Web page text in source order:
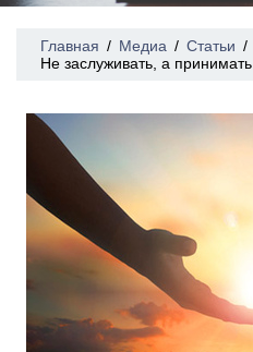
Главная / Медиа / Статьи /
Не заслуживать, а принимать